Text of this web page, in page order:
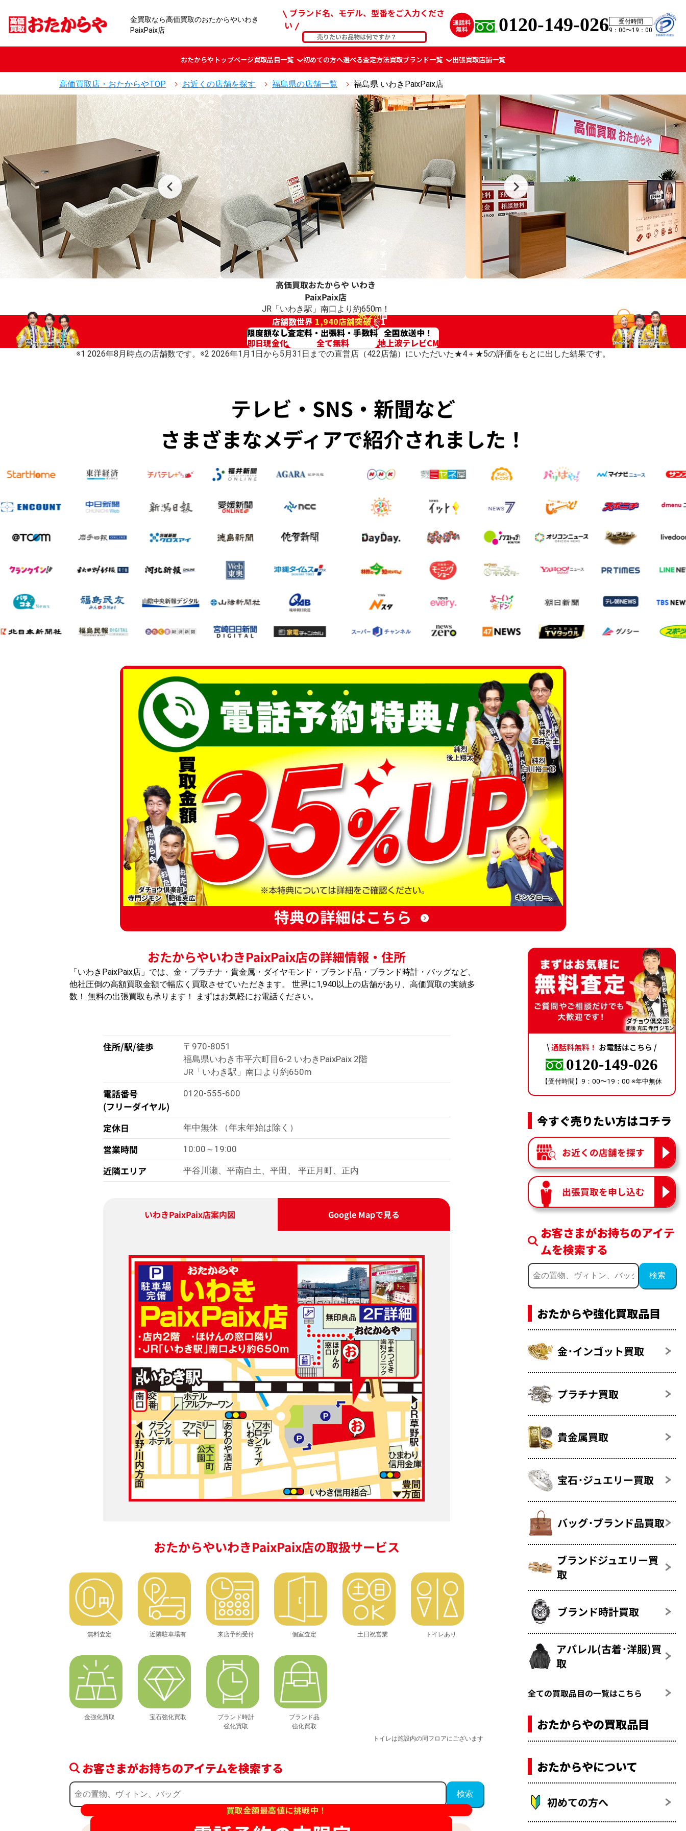
金買取なら高価買取のおたからやいわき
PaixPaix店
ブランド名、モデル、型番をご入力くださ
い
0120-149-026
受付時間
9：00〜19：00
おたからや トップページ買取品目一覧 初めての方へ選べる査定方法買取ブランド一覧 出張買取店舗一覧
高価買取店・おたからやTOP お近くの店舗を探す 福島県の店舗一覧 福島県 いわきPaixPaix店
高価買取おたからや いわき
PaixPaix店
JR「いわき駅」南口より約650m！
店舗数世界 1,940店舗突破！※1
ク
ミ
評
価
96.2%
※2
限度額なし
即日現金化
査定料・出張料・手数料
全て無料
全国放送中！
地上波テレビCM
※1 2026年8月時点の店舗数です。 ※2 2026年1月1日から5月31日までの直営店（422店舗）にいただいた★4＋★5の評価をもとに出した結果です。
テレビ・SNS・新聞など
さまざまなメディアで紹介されました！
特典の詳細はこちら
おたからやいわきPaixPaix店の詳細情報・住所
「いわきPaixPaix店」では、金・プラチナ・貴金属・ダイヤモンド・ブランド品・ブランド時計・バッグなど、
他社圧倒の高額買取金額で幅広く買取させていただきます。 世界に1,940以上の店舗があり、高価買取の実績多
数！ 無料の出張買取も承ります！ まずはお気軽にお電話ください。
住所/駅/徒歩
〒970-8051
福島県いわき市平六町目6-2 いわきPaixPaix 2階
JR「いわき駅」南口より約650m
電話番号
(フリーダイヤル)
0120-555-600
定休日 年中無休 （年末年始は除く）
営業時間 10:00～19:00
近隣エリア 平谷川瀬、平南白土、平田、 平正月町、正内
いわきPaixPaix店案内図 Google Mapで見る
おたからやいわきPaixPaix店の取扱サービス
無料査定 近隣駐車場有 来店予約受付 個室査定 土日祝営業 トイレあり
金強化買取 宝石強化買取
ブランド時計
強化買取
ブランド品
強化買取
トイレは施設内の同フロアにございます
お客さまがお持ちのアイテムを検索する
買取金額最高値に挑戦中！
\通話料無料！ お電話はこちら /
0120-149-026
【受付時間】9：00〜19：00 ※年中無休
今すぐ売りたい方はコチラ
お近くの店舗を探す
出張買取を申し込む
お客さまがお持ちのアイテ
ムを検索する
おたからや強化買取品目
金･インゴット買取
プラチナ買取
貴金属買取
宝石･ジュエリー買取
バッグ･ブランド品買取
ブランドジュエリー買
取
ブランド時計買取
アパレル(古着･洋服)買
取
全ての買取品目の一覧はこちら
おたからやの買取品目
おたからやについて
初めての方へ